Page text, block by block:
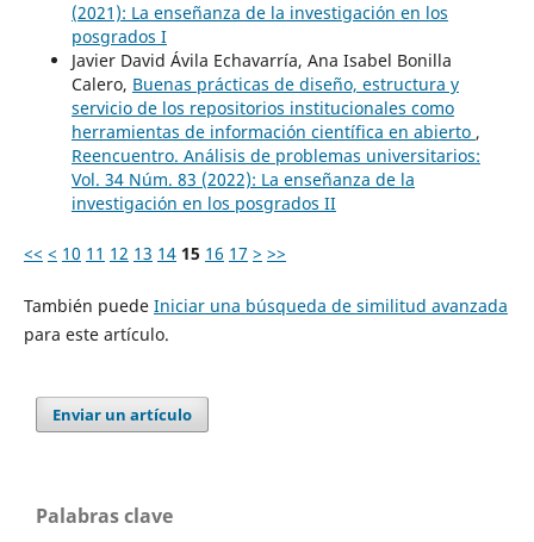
(2021): La enseñanza de la investigación en los
posgrados I
Javier David Ávila Echavarría, Ana Isabel Bonilla
Calero, Buenas prácticas de diseño, estructura y
servicio de los repositorios institucionales como
herramientas de información científica en abierto ,
Reencuentro. Análisis de problemas universitarios:
Vol. 34 Núm. 83 (2022): La enseñanza de la
investigación en los posgrados II
<< < 10 11 12 13 14 15 16 17 > >>
También puede Iniciar una búsqueda de similitud avanzada
para este artículo.
Enviar un artículo
Palabras clave